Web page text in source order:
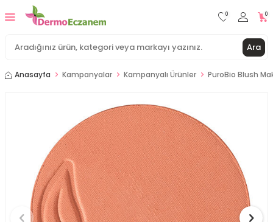
Ara
0 0
Anasayfa Kampanyalar Kampanyalı Ürünler PuroBio Blush